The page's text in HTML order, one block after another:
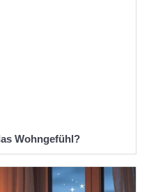
Wohngefühl?